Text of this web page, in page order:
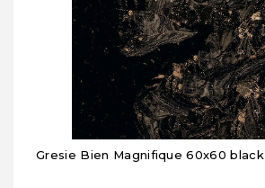
Gresie Bien Magnifique 60x60 black